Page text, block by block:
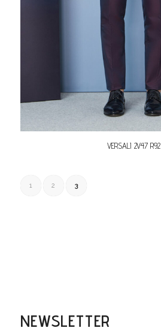
VERSALI 2V47 R92
1 2 3
NEWSLETTER